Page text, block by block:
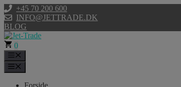
Hop
til
indhold
+45 70 200 600
INFO@JETTRADE.DK
BLOG
0
Forside